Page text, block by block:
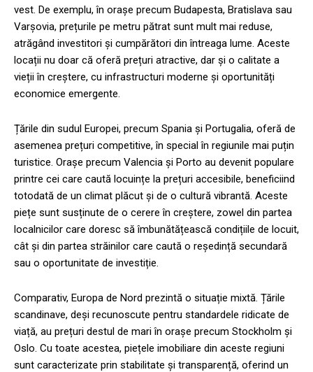
vest. De exemplu, în orașe precum Budapesta, Bratislava sau
Varșovia, prețurile pe metru pătrat sunt mult mai reduse,
atrăgând investitori și cumpărători din întreaga lume. Aceste
locații nu doar că oferă prețuri atractive, dar și o calitate a
vieții în creștere, cu infrastructuri moderne și oportunități
economice emergente.
Țările din sudul Europei, precum Spania și Portugalia, oferă de
asemenea prețuri competitive, în special în regiunile mai puțin
turistice. Orașe precum Valencia și Porto au devenit populare
printre cei care caută locuințe la prețuri accesibile, beneficiind
totodată de un climat plăcut și de o cultură vibrantă. Aceste
piețe sunt susținute de o cerere în creștere, zowel din partea
localnicilor care doresc să îmbunătățească condițiile de locuit,
cât și din partea străinilor care caută o reședință secundară
sau o oportunitate de investiție.
Comparativ, Europa de Nord prezintă o situație mixtă. Țările
scandinave, deși recunoscute pentru standardele ridicate de
viață, au prețuri destul de mari în orașe precum Stockholm și
Oslo. Cu toate acestea, piețele imobiliare din aceste regiuni
sunt caracterizate prin stabilitate și transparență, oferind un